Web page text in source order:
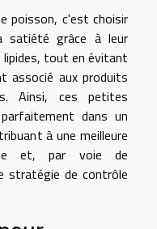
poisson, c'est choisir
satiété grâce à leur
lipides, tout en évitant
associé aux produits
Ainsi, ces petites
dans un
à une meilleure
et, par voie de
stratégie de contrôle